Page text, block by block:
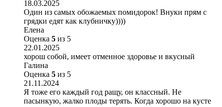
18.03.2025
Один из самых обожаемых помидорок! Внуки прям с
грядки едят как клубничку))))
Елена
Оценка 5 из 5
22.01.2025
хорош собой, имеет отменное здоровье и вкусный
Галина
Оценка 5 из 5
21.11.2024
Я тоже его каждый год ращу, он классный. Не
пасынкую, жалко плоды терять. Когда хорошо на кусте